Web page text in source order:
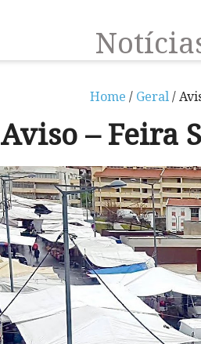
Home / Geral/
Aviso – Feira